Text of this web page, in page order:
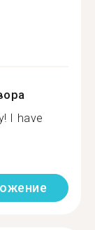
I have